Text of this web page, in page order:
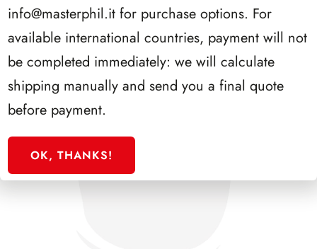
info@masterphil.it for purchase options. For
available international countries, payment will not
be completed immediately: we will calculate
shipping manually and send you a final quote
before payment.
OK, THANKS!